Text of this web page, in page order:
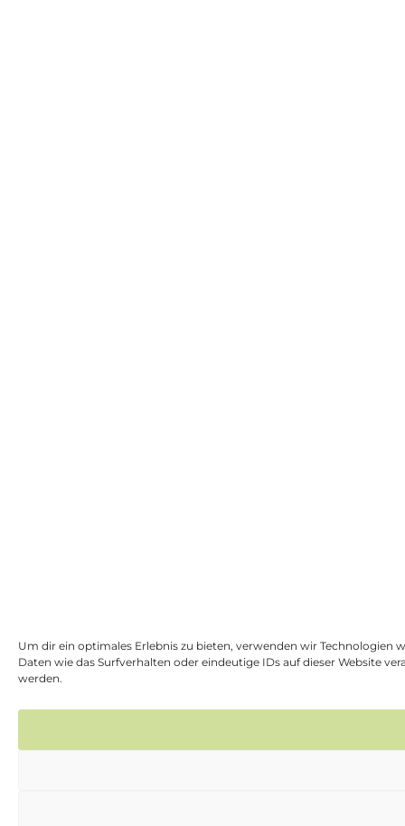
Um dir ein optimales Erlebnis zu bieten, verwenden wir Technologien
Daten wie das Surfverhalten oder eindeutige IDs auf dieser Website
werden.